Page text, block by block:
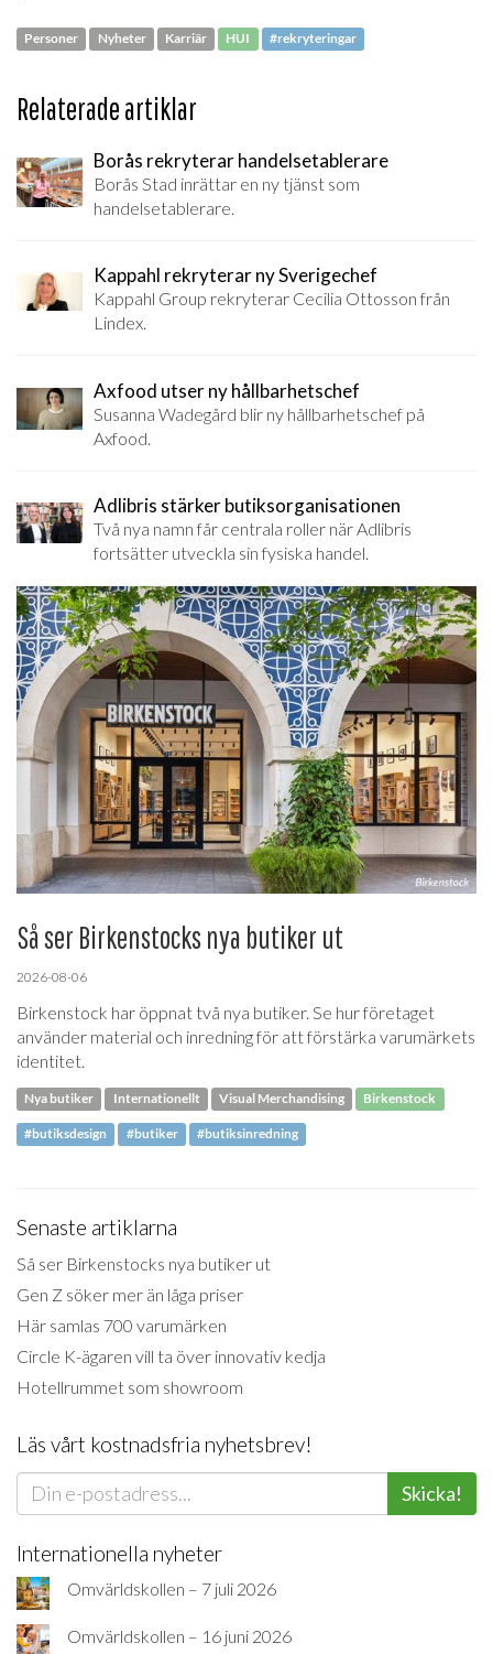
Personer Nyheter Karriär HUI #rekryteringar
Relaterade artiklar
Borås rekryterar handelsetablerare
Borås Stad inrättar en ny tjänst som
handelsetablerare.
Kappahl rekryterar ny Sverigechef
Kappahl Group rekryterar Cecilia Ottosson från
Lindex.
Axfood utser ny hållbarhetschef
Susanna Wadegård blir ny hållbarhetschef på
Axfood.
Adlibris stärker butiksorganisationen
Två nya namn får centrala roller när Adlibris
fortsätter utveckla sin fysiska handel.
Så ser Birkenstocks nya butiker ut
2026-08-06
Birkenstock har öppnat två nya butiker. Se hur företaget
använder material och inredning för att förstärka varumärkets
identitet.
Nya butiker Internationellt Visual Merchandising Birkenstock
#butiksdesign #butiker #butiksinredning
Senaste artiklarna
Så ser Birkenstocks nya butiker ut
Gen Z söker mer än låga priser
Här samlas 700 varumärken
Circle K-ägaren vill ta över innovativ kedja
Hotellrummet som showroom
Läs vårt kostnadsfria nyhetsbrev!
Skicka!
Internationella nyheter
Omvärldskollen – 7 juli 2026
Omvärldskollen – 16 juni 2026